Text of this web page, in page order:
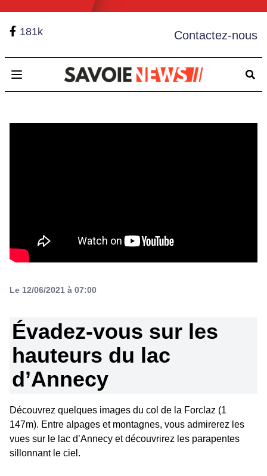
181k Contactez-nous
Open main menu
Le 12/06/2021 à 07:00
Évadez-vous sur les
hauteurs du lac
d’Annecy
Découvrez quelques images du col de la Forclaz (1
147m). Entre alpages et montagnes, vous admirerez les
vues sur le lac d’Annecy et découvrirez les parapentes
sillonnant le ciel.